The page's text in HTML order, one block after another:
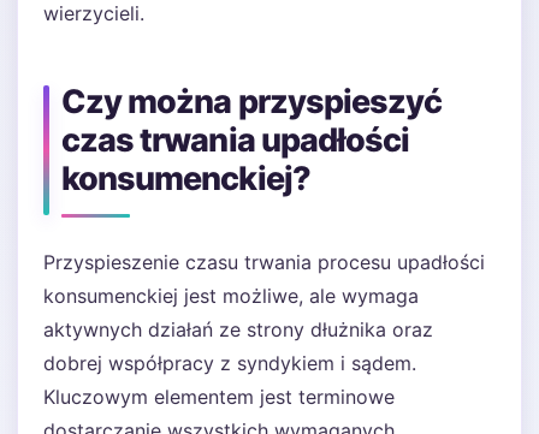
wierzycieli.
Czy można przyspieszyć
czas trwania upadłości
konsumenckiej?
Przyspieszenie czasu trwania procesu upadłości
konsumenckiej jest możliwe, ale wymaga
aktywnych działań ze strony dłużnika oraz
dobrej współpracy z syndykiem i sądem.
Kluczowym elementem jest terminowe